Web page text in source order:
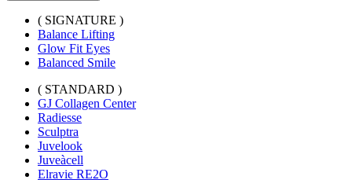
( SIGNATURE )
Balance Lifting
Glow Fit Eyes
Balanced Smile
( STANDARD )
GJ Collagen Center
Radiesse
Sculptra
Juvelook
Juveàcell
Elravie RE2O